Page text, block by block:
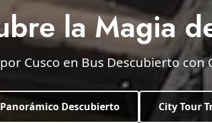
la Magia
Cusco en Bus Descubierto con
Descubierto City Tour